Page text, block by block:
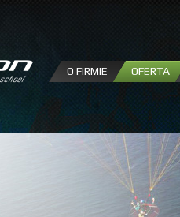
O FIRMIE OFERTA